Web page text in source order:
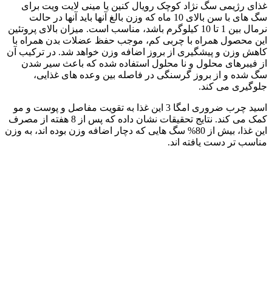
غذای رژیمی سگ نژاد کوچک رویال کنین یا مینی لایت ویت برای
سگ های با سن بالای 10 ماه که وزن بالغ آنها باید آنها در حالت
نرمال بین 1 تا 10 کیلوگرم باشد، مناسب است. میزان بالای پروتئین
این محصول همراه با چربی کم، موجب حفظ عضلات بدن همراه با
کاهش وزن و پیشگیری از بروز اضافه وزن خواهد شد. در ترکیب آن
از فیبرهای محلول و نا محلول استفاده شده که باعث سیر شدن
سگ شده و از بروز گرسنگی در فاصله بین وعده های غذایی،
جلوگیری می کند.
اسید چرب ضروری امگا 3 این غذا به تقویت مفاصل و پوست و مو
کمک می کند. نتایج تحقیقات نشان داده که پس از 8 هفته از مصرف
این غذا، بیش از 80% سگ هایی که دچار اضافه وزن بوده اند، به وزن
مناسب تر دست یافته اند.